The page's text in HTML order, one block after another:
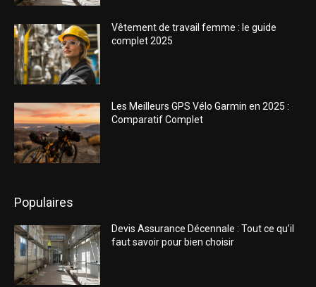
Vêtement de travail femme : le guide
complet 2025
Les Meilleurs GPS Vélo Garmin en 2025 :
Comparatif Complet
Populaires
Devis Assurance Décennale : Tout ce qu’il
faut savoir pour bien choisir